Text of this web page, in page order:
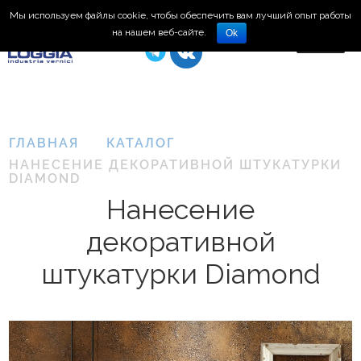
Нанесение
штукатурки
Plasma
3D
8 (495) 150-66-77
ГЛАВНАЯ
КАТАЛОГ
НАНЕСЕНИЕ ДЕКОРАТИВНОЙ ШТУКАТУРКИ
DIAMOND
Нанесение
декоративной
штукатурки Diamond
Мы используем файлы cookie, чтобы обеспечить вам лучший опыт работы
на нашем веб-сайте.
Ok